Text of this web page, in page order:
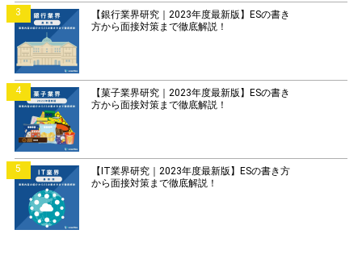
3
【銀行業界研究｜2023年度最新版】ESの書き
方から面接対策まで徹底解説！
4
【菓子業界研究｜2023年度最新版】ESの書き
方から面接対策まで徹底解説！
5
【IT業界研究｜2023年度最新版】ESの書き方
から面接対策まで徹底解説！